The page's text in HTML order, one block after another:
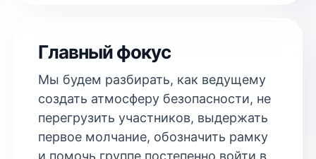
Главный фокус
Мы будем разбирать, как ведущему
создать атмосферу безопасности, не
перегрузить участников, выдержать
первое молчание, обозначить рамку
и помочь группе постепенно войти в